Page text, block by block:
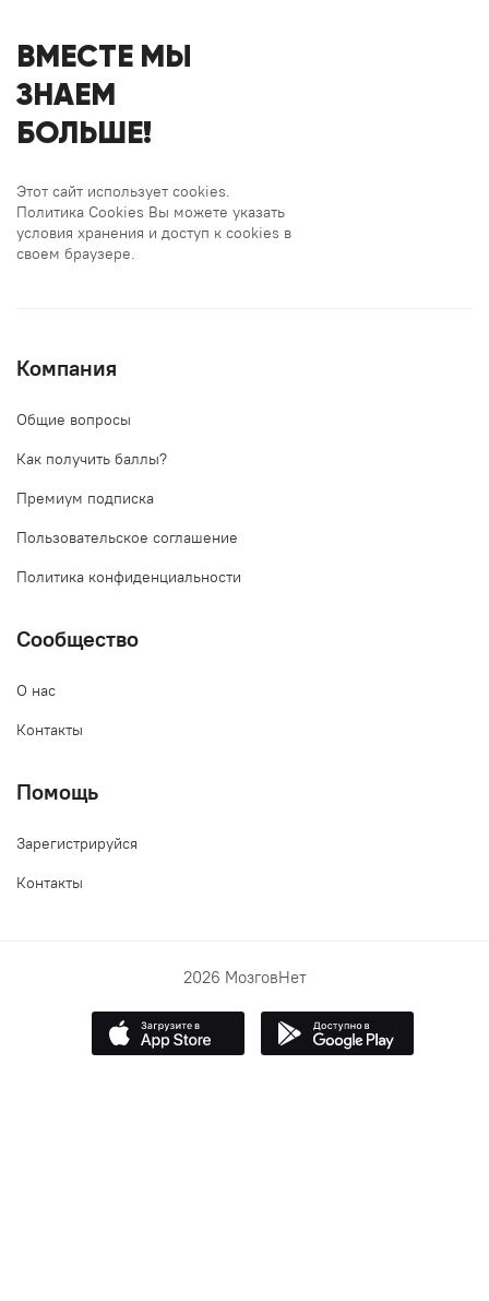
ВМЕСТЕ МЫ
ЗНАЕМ
БОЛЬШЕ!
Этот сайт использует cookies.
Политика Cookies Вы можете указать
условия хранения и доступ к cookies в
своем браузере.
Компания
Общие вопросы
Как получить баллы?
Премиум подписка
Пользовательское соглашение
Политика конфиденциальности
Сообщество
О нас
Контакты
Помощь
Зарегистрируйся
Контакты
2026 МозговНет